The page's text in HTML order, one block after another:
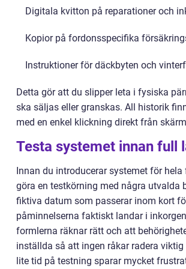
Digitala kvitton på reparationer och
Kopior på fordonsspecifika
Instruktioner för däckbyten och
Detta gör att du slipper leta i fysiska
ska säljas eller granskas. All historik
med en enkel klickning direkt från
Testa systemet innan full
Innan du introducerar systemet för hela
göra en testkörning med några utvalda
fiktiva datum som passerar inom kort
påminnelserna faktiskt landar i
formlerna räknar rätt och att
inställda så att ingen råkar radera
lite tid på testning sparar mycket